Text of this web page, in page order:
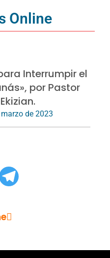
Online
Interrumpir el
por Pastor
de 2023